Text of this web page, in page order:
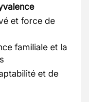
et force de
familiale et la
et de